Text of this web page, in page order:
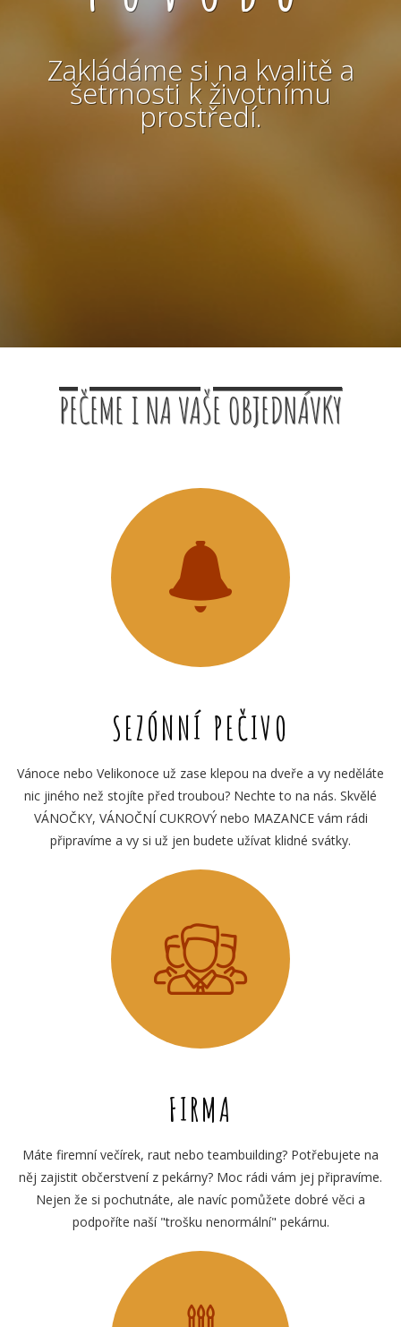
Zakládáme si na kvalitě a
šetrnosti k životnímu
prostředí.
PEČEME I NA VAŠE OBJEDNÁVKY
SEZÓNNÍ PEČIVO
Vánoce nebo Velikonoce už zase klepou na dveře a vy neděláte
nic jiného než stojíte před troubou? Nechte to na nás. Skvělé
VÁNOČKY, VÁNOČNÍ CUKROVÝ nebo MAZANCE vám rádi
připravíme a vy si už jen budete užívat klidné svátky.
FIRMA
Máte firemní večírek, raut nebo teambuilding? Potřebujete na
něj zajistit občerstvení z pekárny? Moc rádi vám jej připravíme.
Nejen že si pochutnáte, ale navíc pomůžete dobré věci a
podpoříte naší "trošku nenormální" pekárnu.